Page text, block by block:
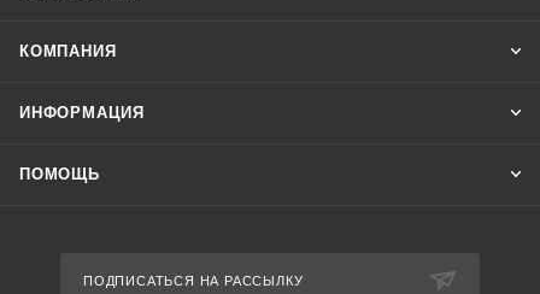
КОМПАНИЯ
ИНФОРМАЦИЯ
ПОМОЩЬ
ПОДПИСАТЬСЯ НА РАССЫЛКУ